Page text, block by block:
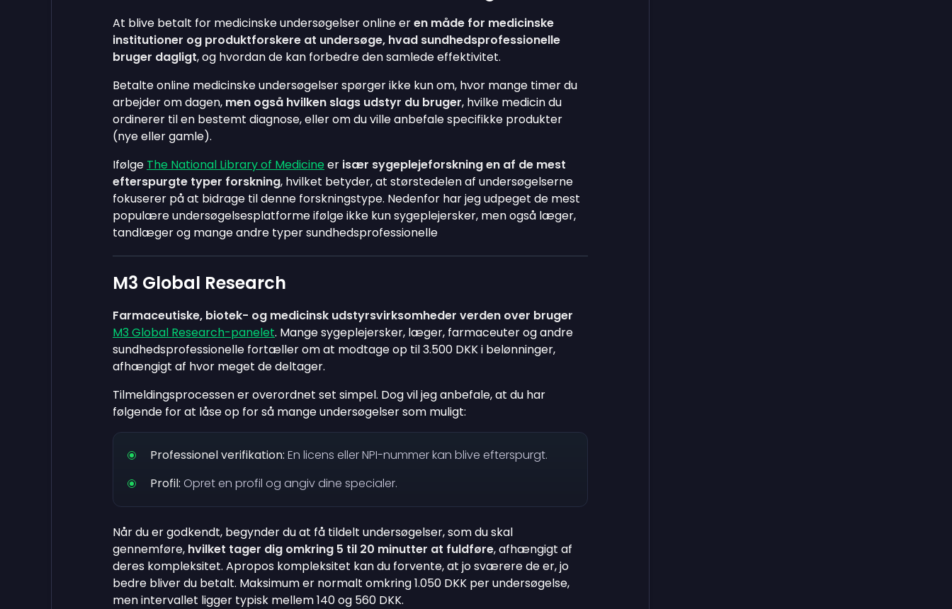
At blive betalt for medicinske undersøgelser online eren måde for medicinske
institutioner og produktforskere at undersøge, hvad sundhedsprofessionelle
bruger dagligt, og hvordan de kan forbedre den samlede effektivitet.
Betalte online medicinske undersøgelser spørger ikke kun om, hvor mange timer du
arbejder om dagen, men også hvilken slags udstyr du bruger, hvilke medicin du
ordinerer til en bestemt diagnose, eller om du ville anbefale specifikke produkter
(nye eller gamle).
Ifølge The National Library of Medicine er især sygeplejeforskning en af de mest
efterspurgte typer forskning, hvilket betyder, at størstedelen af undersøgelserne
fokuserer på at bidrage til denne forskningstype. Nedenfor har jeg udpeget de mest
populære undersøgelsesplatforme ifølge ikke kun sygeplejersker, men også læger,
tandlæger og mange andre typer sundhedsprofessionelle
M3 Global Research
Farmaceutiske, biotek- og medicinsk udstyrsvirksomheder verden over bruger
M3 Global Research-panelet. Mange sygeplejersker, læger, farmaceuter og andre
sundhedsprofessionelle fortæller om at modtage op til 3.500 DKK i belønninger,
afhængigt af hvor meget de deltager.
Tilmeldingsprocessen er overordnet set simpel. Dog vil jeg anbefale, at du har
følgende for at låse op for så mange undersøgelser som muligt:
Professionel verifikation: En licens eller NPI-nummer kan blive efterspurgt.
Profil: Opret en profil og angiv dine specialer.
Når du er godkendt, begynder du at få tildelt undersøgelser, som du skal
gennemføre, hvilket tager dig omkring 5 til 20 minutter at fuldføre, afhængigt af
deres kompleksitet. Apropos kompleksitet kan du forvente, at jo sværere de er, jo
bedre bliver du betalt. Maksimum er normalt omkring 1.050 DKK per undersøgelse,
men intervallet ligger typisk mellem 140 og 560 DKK.